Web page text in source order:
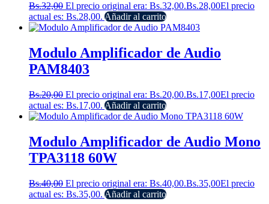
Bs.32,00 El precio original era: Bs.32,00.Bs.28,00El precio
actual es: Bs.28,00. Añadir al carrito
Modulo Amplificador de Audio
PAM8403
Bs.20,00 El precio original era: Bs.20,00.Bs.17,00El precio
actual es: Bs.17,00. Añadir al carrito
Modulo Amplificador de Audio Mono
TPA3118 60W
Bs.40,00 El precio original era: Bs.40,00.Bs.35,00El precio
actual es: Bs.35,00. Añadir al carrito